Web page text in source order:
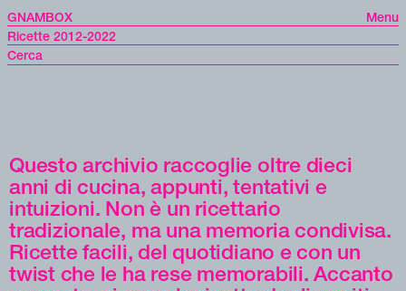
GNAMBOX
Menu
Ricette 2012-2022
Questo archivio raccoglie oltre dieci
anni di cucina, appunti, tentativi e
intuizioni. Non è un ricettario
tradizionale, ma una memoria condivisa.
Ricette facili, del quotidiano e con un
twist che le ha rese memorabili. Accanto